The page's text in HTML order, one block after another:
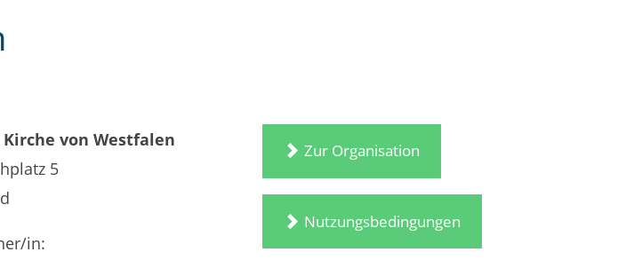
Kirche von Westfalen
5
in:
Zur Organisation
Nutzungsbedingungen